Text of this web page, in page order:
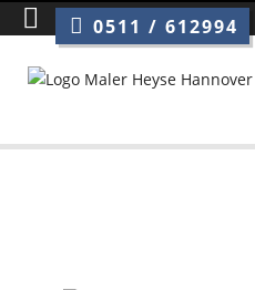
0511 / 612994